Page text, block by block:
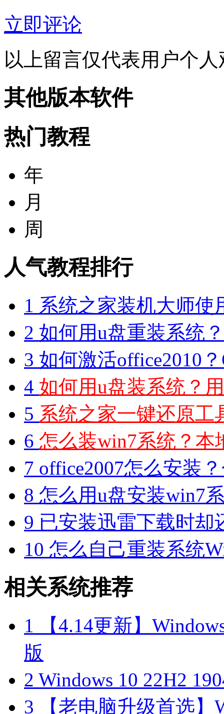
立即评论
以上留言仅代表用户个
其他版本软件
热门教程
年
月
周
人气教程排行
1 系统之家装机大师使
2 如何用u盘重装系统
3 如何激活office2010
4 如何用u盘装系统？
5 系统之家一键还原工
6 怎么装win7系统？本
7 office2007怎么安装
8 怎么用u盘安装win7
9 已安装迅雷下载时却
10 怎么自己重装系统
相关系统推荐
1 【4.14更新】
版
2 Windows 10 22H2
3 【老电脑升级首选】